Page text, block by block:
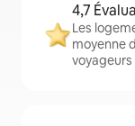
4,7
Les
moyenne
voyageurs